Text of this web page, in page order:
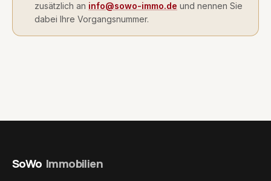
zusätzlich an info@sowo-immo.de und nennen Sie
dabei Ihre Vorgangsnummer.
SoWo Immobilien